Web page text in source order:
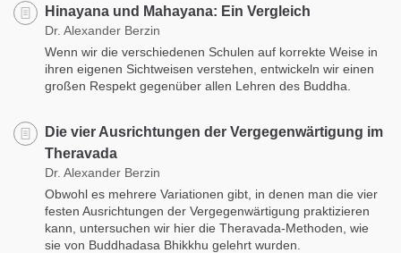
Hinayana und Mahayana: Ein Vergleich
Dr. Alexander Berzin
Wenn wir die verschiedenen Schulen auf korrekte Weise in
ihren eigenen Sichtweisen verstehen, entwickeln wir einen
großen Respekt gegenüber allen Lehren des Buddha.
Die vier Ausrichtungen der Vergegenwärtigung im
Theravada
Dr. Alexander Berzin
Obwohl es mehrere Variationen gibt, in denen man die vier
festen Ausrichtungen der Vergegenwärtigung praktizieren
kann, untersuchen wir hier die Theravada-Methoden, wie
sie von Buddhadasa Bhikkhu gelehrt wurden.